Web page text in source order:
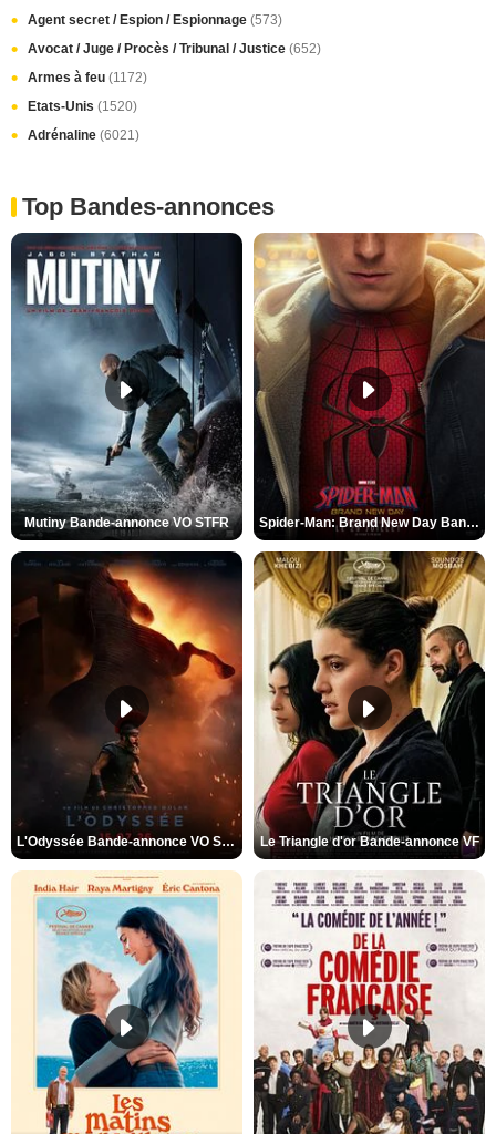
Agent secret / Espion / Espionnage (573)
Avocat / Juge / Procès / Tribunal / Justice (652)
Armes à feu (1172)
Etats-Unis (1520)
Adrénaline (6021)
Top Bandes-annonces
Mutiny Bande-annonce VO STFR Spider-Man: Brand New Day Bande-annonce VO STFR
L'Odyssée Bande-annonce VO STFR Le Triangle d'or Bande-annonce VF